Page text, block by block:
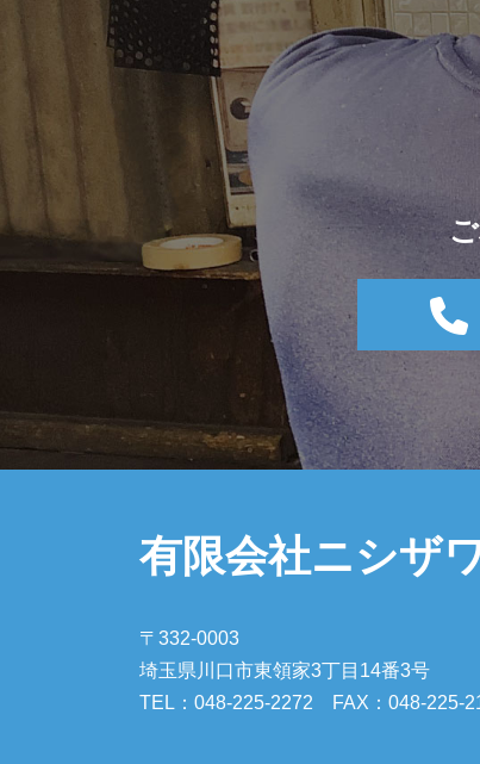
有限会社ニシザ
〒332-0003
埼玉県川口市東領家3丁目14番3号
TEL：048-225-2272 FAX：048-225-